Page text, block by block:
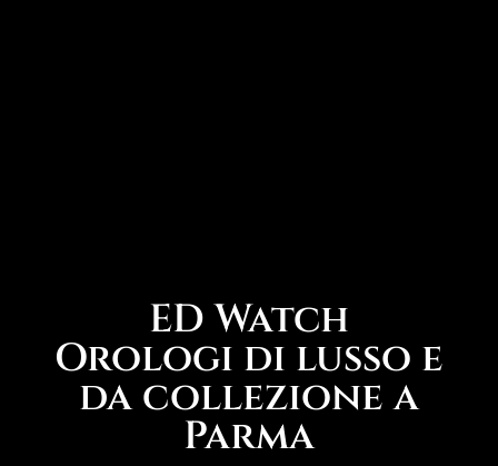
ED Watch
Orologi di lusso e
da collezione a
Parma